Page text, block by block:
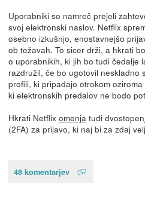
Uporabniki so namreč prejeli
svoj elektronski naslov. Netflix
osebno izkušnjo, enostavnejšo
ob težavah. To sicer drži, a hkrati
o uporabnikih, ki jih bo tudi čedalje
razdružil, če bo ugotovil neskladno
profili, ki pripadajo otrokom
ki elektronskih predalov ne bodo
Hkrati Netflix omenjatudi
(2FA) za prijavo, ki naj bi za zdaj
48 komentarjev